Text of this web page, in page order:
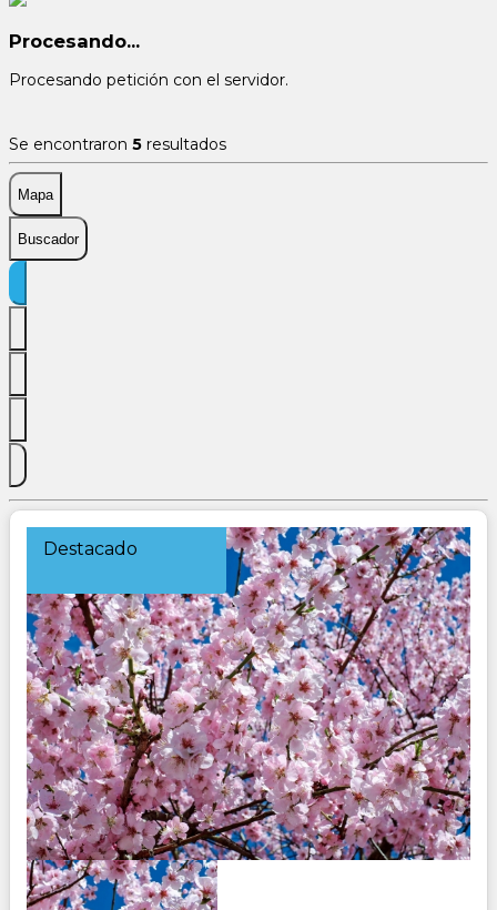
Procesando...
Procesando petición con el servidor.
Se encontraron 5 resultados
Mapa
Buscador
Destacado